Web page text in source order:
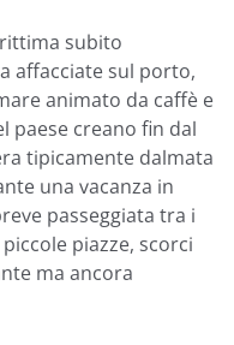
subito
affacciate sul porto,
animato da caffè e
paese creano fin dal
tipicamente dalmata
una vacanza in
passeggiata tra i
piazze, scorci
ma ancora